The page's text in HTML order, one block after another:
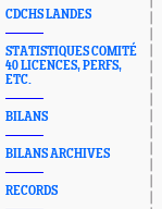
CDCHS LANDES
STATISTIQUES COMITÉ
40 LICENCES, PERFS,
ETC.
BILANS
BILANS ARCHIVES
RECORDS